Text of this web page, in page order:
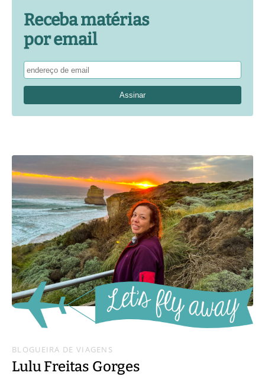
Receba matérias
por email
BLOGUEIRA DE VIAGENS
Lulu Freitas Gorges